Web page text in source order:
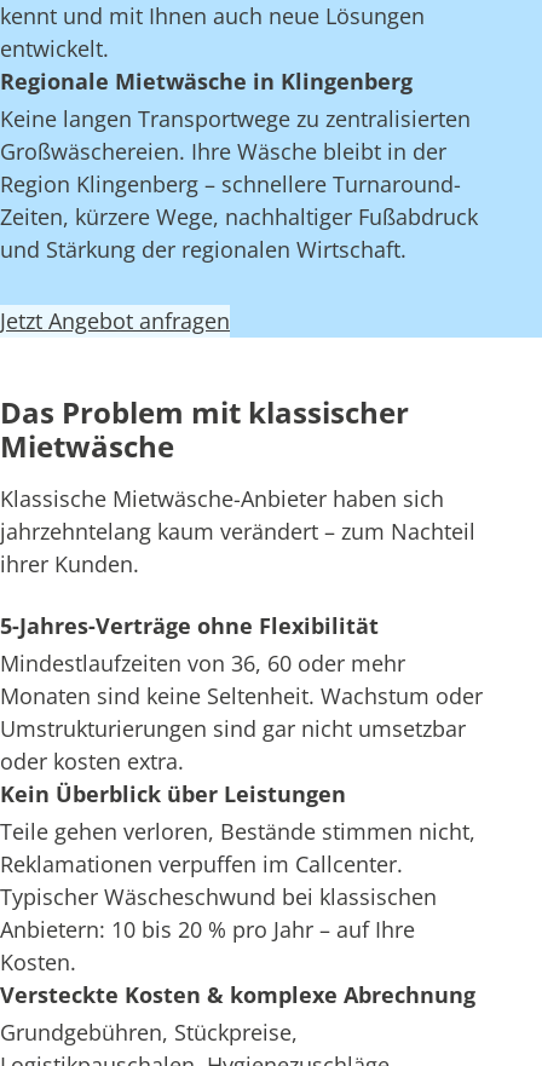
kennt und mit Ihnen auch neue Lösungen
entwickelt.
Regionale Mietwäsche in Klingenberg
Keine langen Transportwege zu zentralisierten
Großwäschereien. Ihre Wäsche bleibt in der
Region Klingenberg – schnellere Turnaround-
Zeiten, kürzere Wege, nachhaltiger Fußabdruck
und Stärkung der regionalen Wirtschaft.
Jetzt Angebot anfragen
Das Problem mit klassischer
Mietwäsche
Klassische Mietwäsche-Anbieter haben sich
jahrzehntelang kaum verändert – zum Nachteil
ihrer Kunden.
5-Jahres-Verträge ohne Flexibilität
Mindestlaufzeiten von 36, 60 oder mehr
Monaten sind keine Seltenheit. Wachstum oder
Umstrukturierungen sind gar nicht umsetzbar
oder kosten extra.
Kein Überblick über Leistungen
Teile gehen verloren, Bestände stimmen nicht,
Reklamationen verpuffen im Callcenter.
Typischer Wäscheschwund bei klassischen
Anbietern: 10 bis 20 % pro Jahr – auf Ihre
Kosten.
Versteckte Kosten & komplexe Abrechnung
Grundgebühren, Stückpreise,